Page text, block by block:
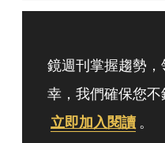
鏡週刊掌握趨勢
幸，我們確保您
立即加入閱讀 。